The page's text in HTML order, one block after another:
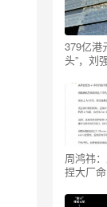
379亿港
头”，刘
周鸿祎
捏大厂
虑了